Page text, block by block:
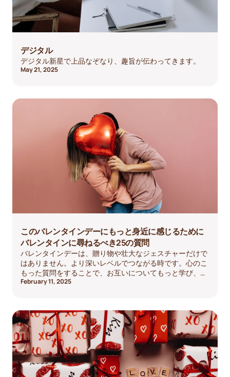
デジタル
デジタル新星で上品なぞなり、趣旨が伝わってきます。
May 21, 2025
このバレンタインデーにもっと身近に感じるために
バレンタインに尋ねるべき25の質問
バレンタインデーは、贈り物や壮大なジェスチャーだけで
はありません。より深いレベルでつながる時です。心のこ
もった質問をすることで、お互いについてもっと学び、思
い出し、共に成長することができます。絆を強める方法を
February 11, 2025